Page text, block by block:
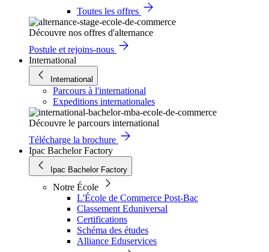
Toutes les offres
Découvre nos offres d'alternance
Postule et rejoins-nous
International
International
Parcours à l'international
Expeditions internationales
Découvre le parcours international
Télécharge la brochure
Ipac Bachelor Factory
Ipac Bachelor Factory
Notre École
L'École de Commerce Post-Bac
Classement Eduniversal
Certifications
Schéma des études
Alliance Eduservices